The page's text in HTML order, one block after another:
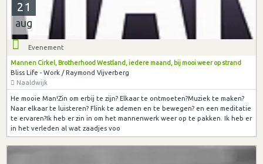
21
aug
Evenement
Mannen Cirkel, Brotherhood Westland, iedere maand, bij mooi weer op strand
Bliss Life - Work / Raymond Vijverberg
Naaldwijk
He mooie Man!Zin om erbij te zijn? Elkaar te ontmoeten?Muziek te maken?
Naar elkaar te luisteren? Flink te ademen en te bewegen? en een meditatie
te ervaren?Ik heb er zin in om het mannenwerk weer op te pakken. Ik heb er
in het verleden al wat zaadjes voo